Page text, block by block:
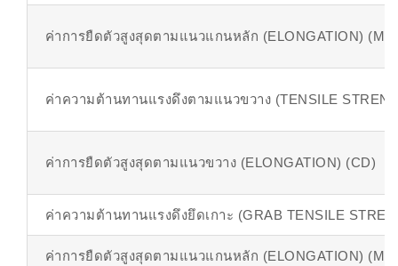
ค่าการยืดตัวสูงสุดตามแนวแกนหลัก (ELONGATION)
ค่าความต้านทานแรงดึงตามแนวขวาง (TENSILE
ค่าการยืดตัวสูงสุดตามแนวขวาง (ELONGATION) (CD)
ค่าความต้านทานแรงดึงยึดเกาะ (GRAB TENSILE
ค่าการยืดตัวสูงสุดตามแนวแกนหลัก (ELONGATION)